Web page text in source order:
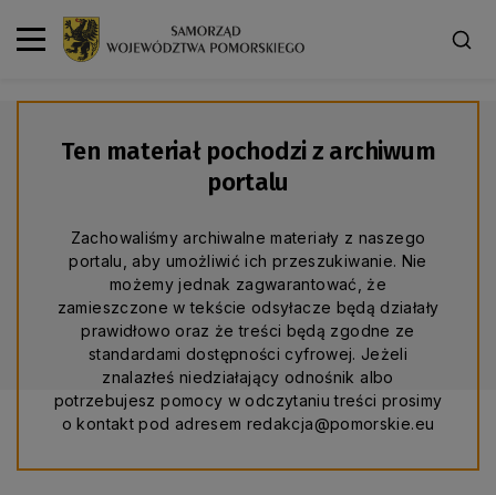
Ten materiał pochodzi z archiwum
portalu
Zachowaliśmy archiwalne materiały z naszego
portalu, aby umożliwić ich przeszukiwanie. Nie
możemy jednak zagwarantować, że
zamieszczone w tekście odsyłacze będą działały
prawidłowo oraz że treści będą zgodne ze
standardami dostępności cyfrowej. Jeżeli
znalazłeś niedziałający odnośnik albo
potrzebujesz pomocy w odczytaniu treści prosimy
o kontakt pod adresem redakcja@pomorskie.eu